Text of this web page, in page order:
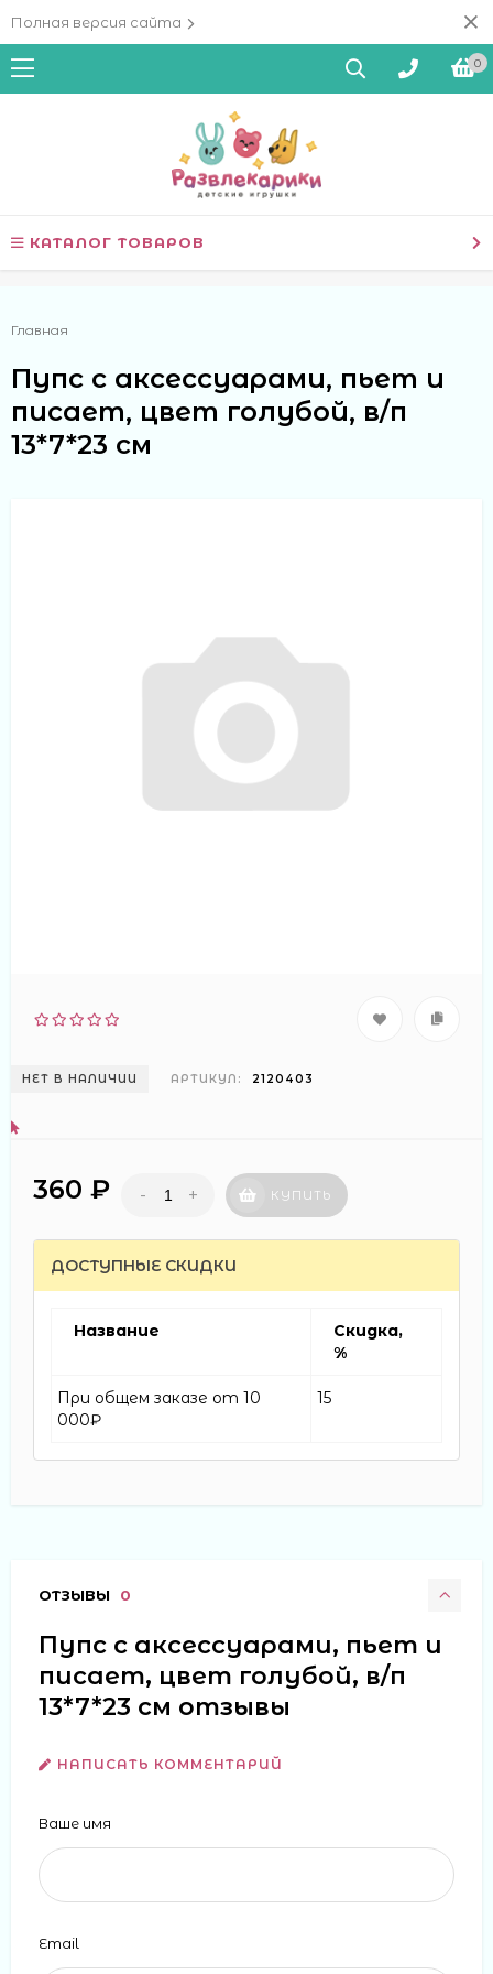
Полная версия сайта
0
КАТАЛОГ ТОВАРОВ
Главная
Пупс с аксессуарами, пьет и
писает, цвет голубой, в/п
13*7*23 см
НЕТ В НАЛИЧИИ АРТИКУЛ: 2120403
360 ₽ - + КУПИТЬ
ДОСТУПНЫЕ СКИДКИ
Название
Скидка,
%
При общем заказе от 10
000₽
15
ОТЗЫВЫ 0
Пупс с аксессуарами, пьет и
писает, цвет голубой, в/п
13*7*23 см отзывы
НАПИСАТЬ КОММЕНТАРИЙ
Ваше имя
Email